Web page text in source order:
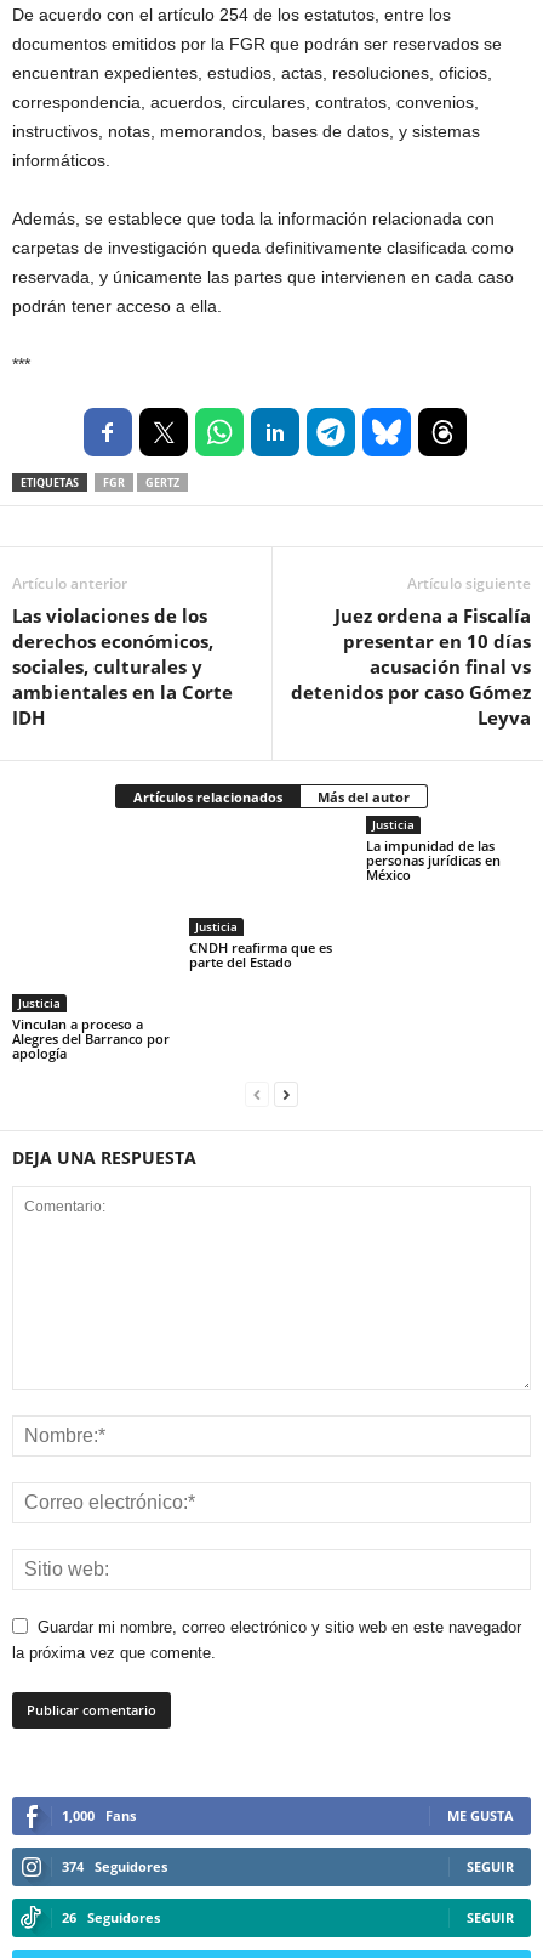
De acuerdo con el artículo 254 de los estatutos, entre los
documentos emitidos por la FGR que podrán ser reservados se
encuentran expedientes, estudios, actas, resoluciones, oficios,
correspondencia, acuerdos, circulares, contratos, convenios,
instructivos, notas, memorandos, bases de datos, y sistemas
informáticos.
Además, se establece que toda la información relacionada con
carpetas de investigación queda definitivamente clasificada como
reservada, y únicamente las partes que intervienen en cada caso
podrán tener acceso a ella.
***
ETIQUETAS FGR GERTZ
Artículo anterior
Las violaciones de los
derechos económicos,
sociales, culturales y
ambientales en la Corte
IDH
Artículo siguiente
Juez ordena a Fiscalía
presentar en 10 días
acusación final vs
detenidos por caso Gómez
Leyva
Artículos relacionados Más del autor
Justicia
Vinculan a proceso a
Alegres del Barranco por
apología
Justicia
CNDH reafirma que es
parte del Estado
Justicia
La impunidad de las
personas jurídicas en
México
DEJA UNA RESPUESTA
Guardar mi nombre, correo electrónico y sitio web en este navegador
la próxima vez que comente.
1,000 Fans ME GUSTA
374 Seguidores SEGUIR
26 Seguidores SEGUIR